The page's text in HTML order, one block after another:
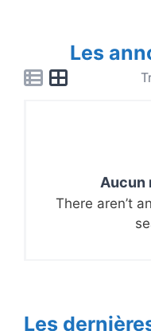
Les
Aucun
There aren’t
Les